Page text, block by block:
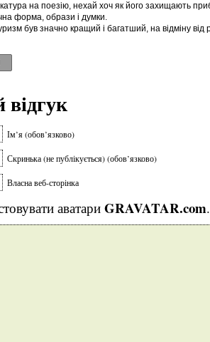
на поезію, нехай хоч як його захищають
форма, образи і думки.
був значно кращий і багатший, на відміну від
відгук
Ім’я (обов’язково)
Скринька (не публікується) (обов’язково)
Власна веб-сторінка
аватари GRAVATAR.com.